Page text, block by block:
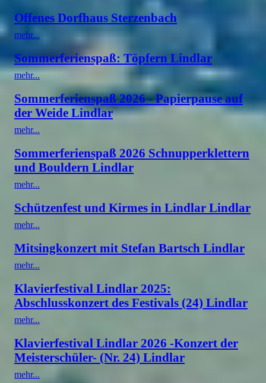
Offenes Dorfhaus Sterzenbach
mehr...
Sommerferienspaß: Töpfern Lindlar
mehr...
Sommerferienspaß 2026 - Papierpause auf
der Weide Lindlar
mehr...
Sommerferienspaß 2026 Schnupperklettern
und Bouldern Lindlar
mehr...
Schützenfest und Kirmes in Lindlar Lindlar
mehr...
Mitsingkonzert mit Stefan Bartsch Lindlar
mehr...
Klavierfestival Lindlar 2025:
Abschlusskonzert des Festivals (24) Lindlar
mehr...
Klavierfestival Lindlar 2026 -Konzert der
Meisterschüler- (Nr. 24) Lindlar
mehr...